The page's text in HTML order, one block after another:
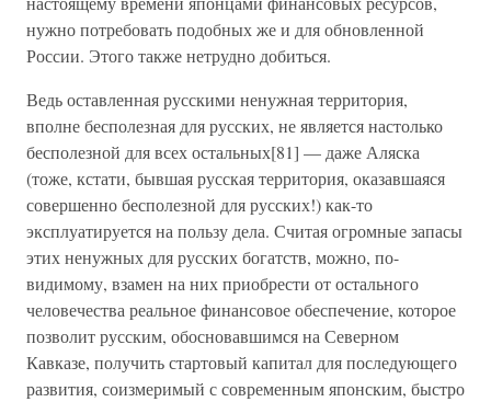
нужно потребовать подобных же и для обновленной
России. Этого также нетрудно добиться.
Ведь оставленная русскими ненужная территория,
вполне бесполезная для русских, не является настолько
бесполезной для всех остальных[81] — даже Аляска
(тоже, кстати, бывшая русская территория, оказавшаяся
совершенно бесполезной для русских!) как-то
эксплуатируется на пользу дела. Считая огромные запасы
этих ненужных для русских богатств, можно, по-
видимому, взамен на них приобрести от остального
человечества реальное финансовое обеспечение, которое
позволит русским, обосновавшимся на Северном
Кавказе, получить стартовый капитал для последующего
развития, соизмеримый с современным японским, быстро